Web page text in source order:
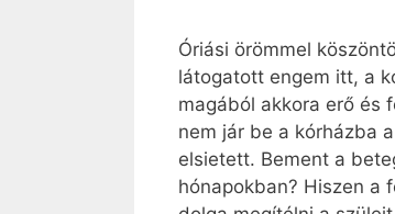
Óriási örömmel
látogatott engem itt, a
magából akkora erő és
nem jár be a kórházba
elsietett. Bement a
hónapokban? Hiszen a